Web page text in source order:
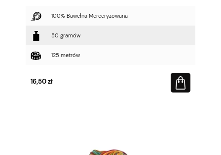
100% Bawełna Merceryzowana
50 gramów
125 metrów
16,50 zł